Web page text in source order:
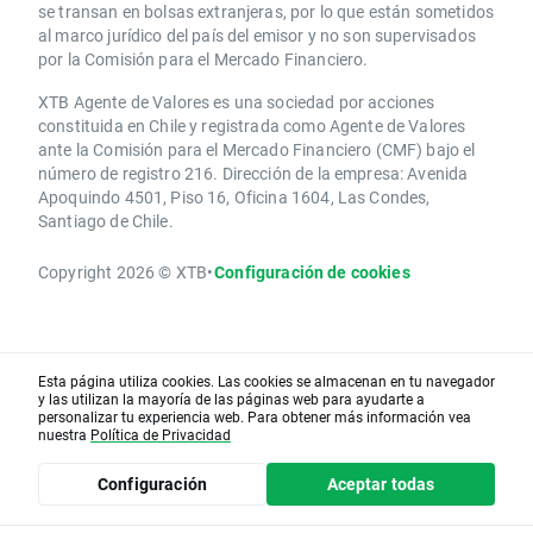
se transan en bolsas extranjeras, por lo que están sometidos
al marco jurídico del país del emisor y no son supervisados
por la Comisión para el Mercado Financiero.
XTB Agente de Valores es una sociedad por acciones
constituida en Chile y registrada como Agente de Valores
ante la Comisión para el Mercado Financiero (CMF) bajo el
número de registro 216. Dirección de la empresa: Avenida
Apoquindo 4501, Piso 16, Oficina 1604, Las Condes,
Santiago de Chile.
Copyright 2026 © XTB•Configuración de cookies
Esta página utiliza cookies. Las cookies se almacenan en tu navegador
y las utilizan la mayoría de las páginas web para ayudarte a
personalizar tu experiencia web. Para obtener más información vea
nuestra Política de Privacidad
Configuración Aceptar todas